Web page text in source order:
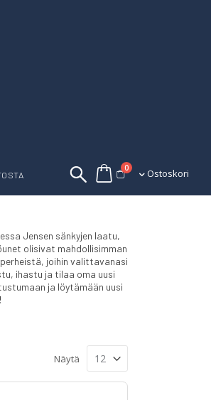
Ostoskori
0tuotettaOstoskori
Jensen sänkyjen laatu,
olisivat mahdollisimman
joihin valittavanasi
ihastu ja tilaa oma uusi
ja löytämään uusi
Näytä